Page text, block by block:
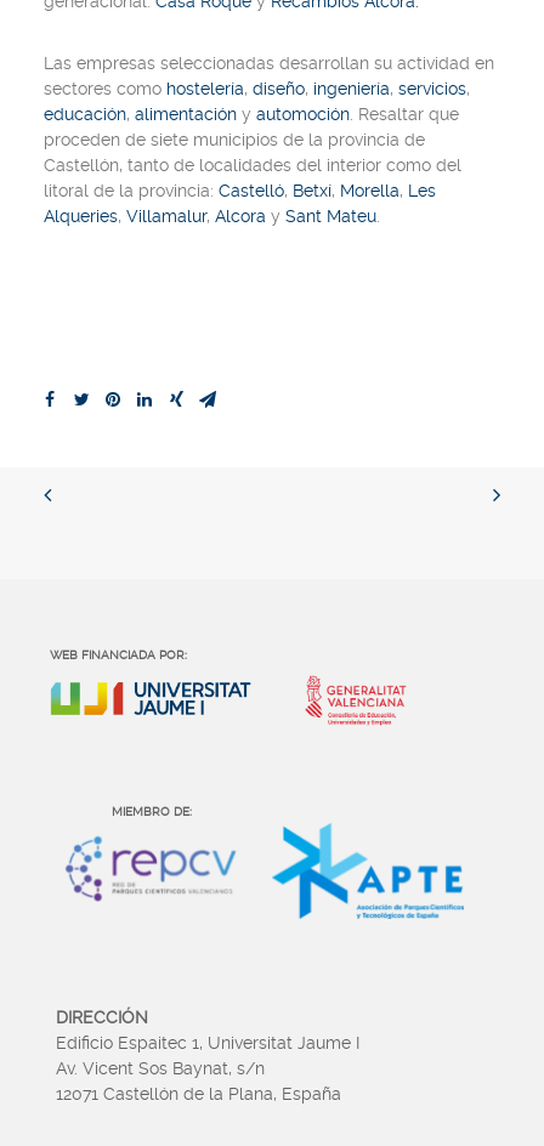
Las empresas seleccionadas desarrollan su actividad en
sectores como hostelería, diseño, ingeniería, servicios,
educación, alimentación y automoción . Resaltar que
proceden de siete municipios de la provincia de
Castellón, tanto de localidades del interior como del
litoral de la provincia: Castelló, Betxí, Morella, Les
Alqueries, Villamalur, Alcora y Sant Mateu
WEB FINANCIADA POR:
MIEMBRO DE:
DIRECCIÓN
Edificio Espaitec 1, Universitat Jaume I
Av. Vicent Sos Baynat, s/n
12071 Castellón de la Plana, España